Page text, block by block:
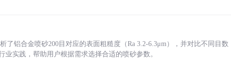
了铝合金喷砂200目对应的表面粗糙度（Ra 3.2-6.3μm），并对比不同目数
业实践，帮助用户根据需求选择合适的喷砂参数。